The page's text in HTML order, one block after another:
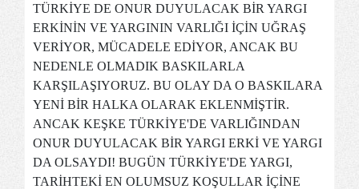
TÜRKİYE DE ONUR DUYULACAK BİR YARGI
ERKİNİN VE YARGININ VARLIĞI İÇİN UĞRAŞ
VERİYOR, MÜCADELE EDİYOR, ANCAK BU
NEDENLE OLMADIK BASKILARLA
KARŞILAŞIYORUZ. BU OLAY DA O BASKILARA
YENİ BİR HALKA OLARAK EKLENMİŞTİR.
ANCAK KEŞKE TÜRKİYE'DE VARLIĞINDAN
ONUR DUYULACAK BİR YARGI ERKİ VE YARGI
DA OLSAYDI! BUGÜN TÜRKİYE'DE YARGI,
TARİHTEKİ EN OLUMSUZ KOŞULLAR İÇİNE